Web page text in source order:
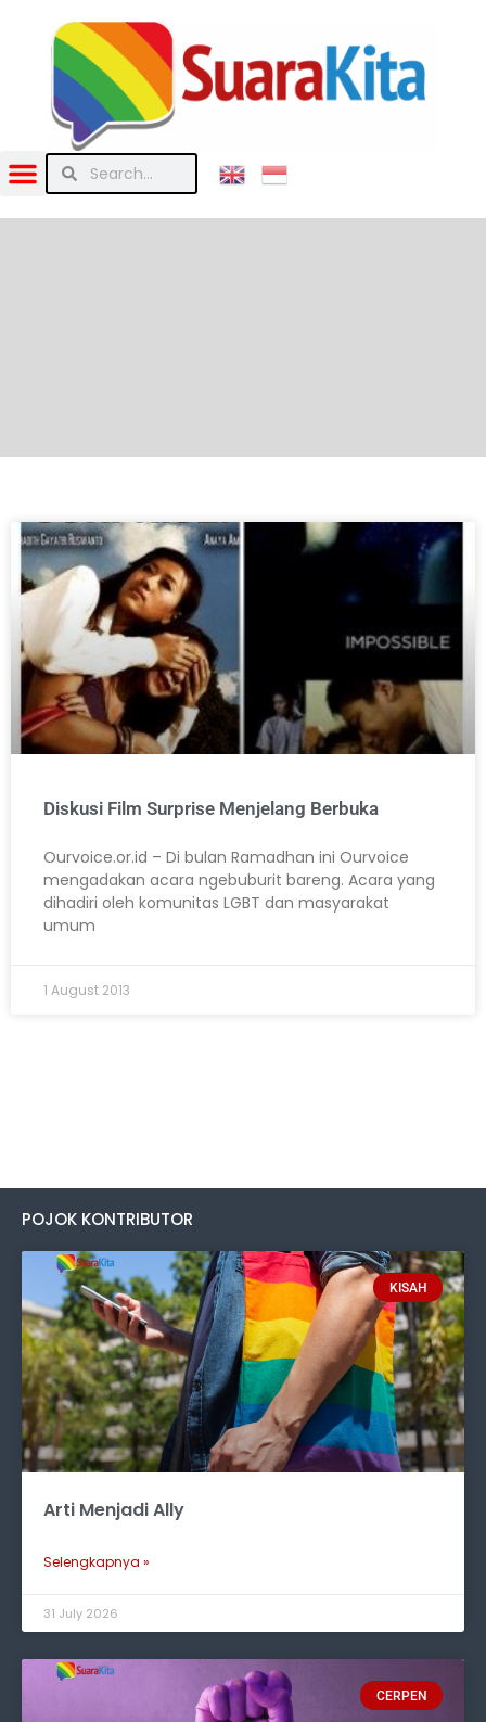
Diskusi Film Surprise Menjelang Berbuka
Ourvoice.or.id – Di bulan Ramadhan ini Ourvoice
mengadakan acara ngebuburit bareng. Acara yang
dihadiri oleh komunitas LGBT dan masyarakat
umum
1 August 2013
POJOK KONTRIBUTOR
KISAH
Arti Menjadi Ally
Selengkapnya »
31 July 2026
CERPEN